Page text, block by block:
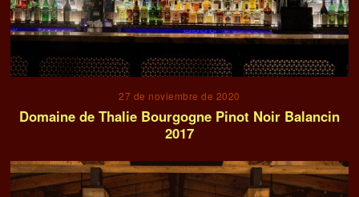
27 de noviembre de 2020
Domaine de Thalie Bourgogne Pinot Noir Balancin
2017